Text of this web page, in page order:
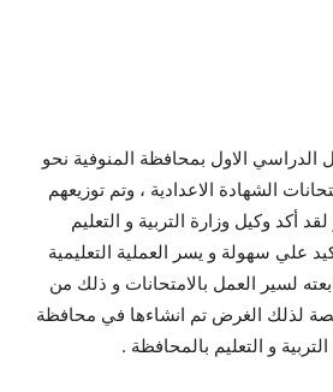
الاول بمحافظة المنوفية نحو
الشهادة الاعدادية ، وتم توزيعهم
و لقد أكد وكيل وزارة التربية و التعليم
علي سهولة و يسر العملية التعليمية
لسير العمل بالامتحانات و ذلك من
لذلك الغرض تم انشاءها في محافظة
و التعليم بالمحافظة .